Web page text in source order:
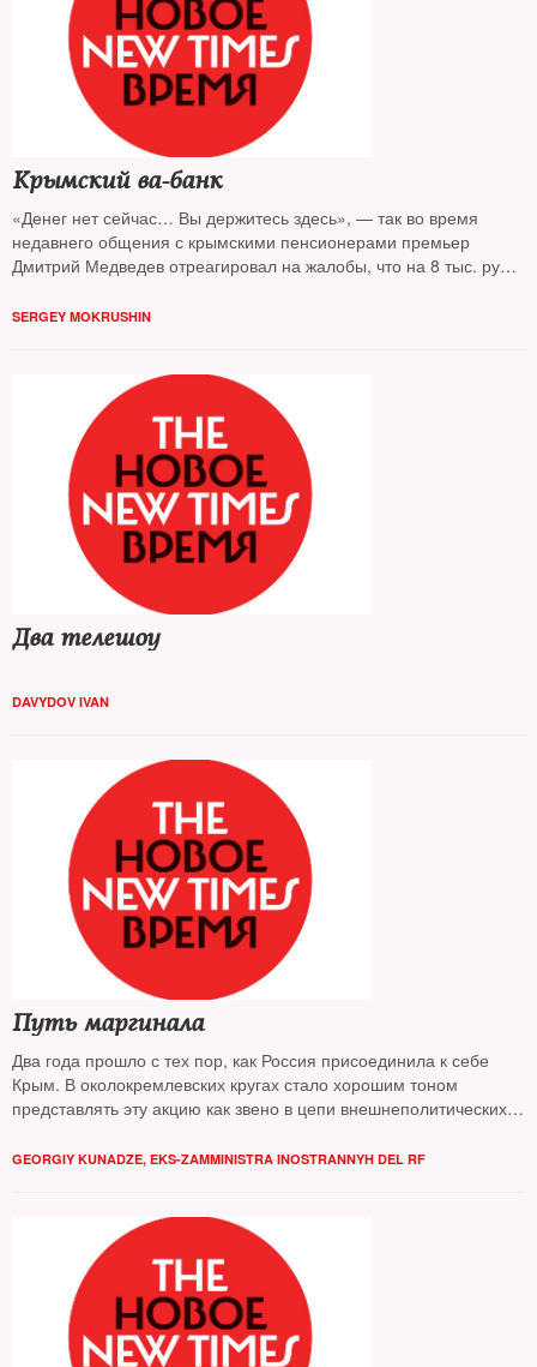
Крымский ва-банк
«Денег нет сейчас… Вы держитесь здесь», — так во время
недавнего общения с крымскими пенсионерами премьер
Дмитрий Медведев отреагировал на жалобы, что на 8 тыс. руб.
СМИ тут же пристыдили жалобщиков: мол, тем, кто вернул
вообще всем. Финансовые документы, с которыми ознакомился
The New Times, подводят к выводу о другой мотивации
крымских лидеров: не отделись полуостров от Украины, они
могли оказаться в глубокой долговой яме
SERGEY MOKRUSHIN
Два телешоу
DAVYDOV IVAN
Путь маргинала
Два года прошло с тех пор, как Россия присоединила к себе
Крым. В околокремлевских кругах стало хорошим тоном
представлять эту акцию как звено в цепи внешнеполитических
подобающие роль и место в мире. Но здравый смысл подводит
GEORGIY KUNADZE, EKS-ZAMMINISTRA INOSTRANNYH DEL RF